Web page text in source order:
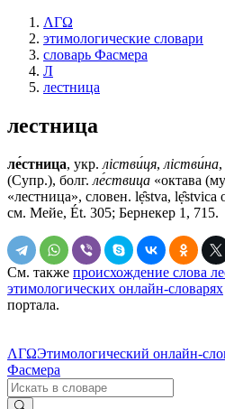
ΛΓΩ
этимологические словари
словарь Фасмера
Л
лестница
лестница
ле́стница, укр. лiстви́ця, лiстви́на
(Супр.), болг. ле́ствица «октава
«лестница», словен. lẹ̑stva, lẹ̑stvica
см. Мейе, Ét. 305; Бернекер 1, 715.
См. также происхождение слова
этимологических онлайн-словарях
портала.
ΛΓΩЭтимологический онлайн-
Фасмера